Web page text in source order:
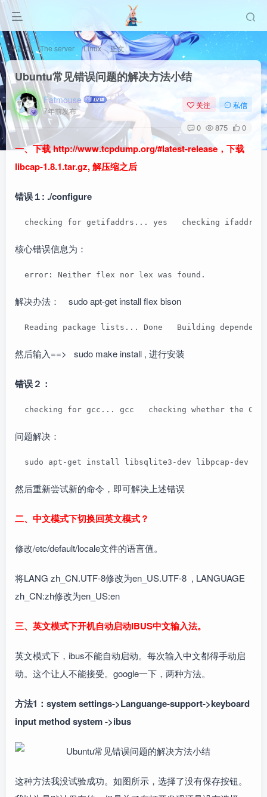
首页 The server Linux 正文
Ubuntu常见错误问题的解决方法小结
Fatmouse
7年前发布
关注 私信
0 875 0
一、下载 http://www.tcpdump.org/#latest-release，下载
libcap-1.8.1.tar.gz, 解压缩之后
错误１: ./configure
checking for getifaddrs... yes   checking
核心错误信息为：
  error: Neither flex nor lex was found.
解决办法： sudo apt-get install flex bison
Reading package lists... Done   Building
然后输入==> sudo make install , 进行安装
错误２：
checking for gcc... gcc   checking whether the C
问题解决：
  sudo apt-get install libsqlite3-dev libpcap-dev
然后重新尝试新的命令，即可解决上述错误
二、中文模式下切换回英文模式？
修改/etc/default/locale文件的语言值。
将LANG zh_CN.UTF-8修改为en_US.UTF-8 , LANGUAGE
zh_CN:zh修改为en_US:en
三、英文模式下开机自动启动IBUS中文输入法。
英文模式下，ibus不能自动启动。每次输入中文都得手动启
动。这个让人不能接受。google一下，两种方法。
方法1：system settings->Languange-support->keyboard
input method system ->ibus
这种方法我没试验成功。如图所示，选择了没有保存按钮。